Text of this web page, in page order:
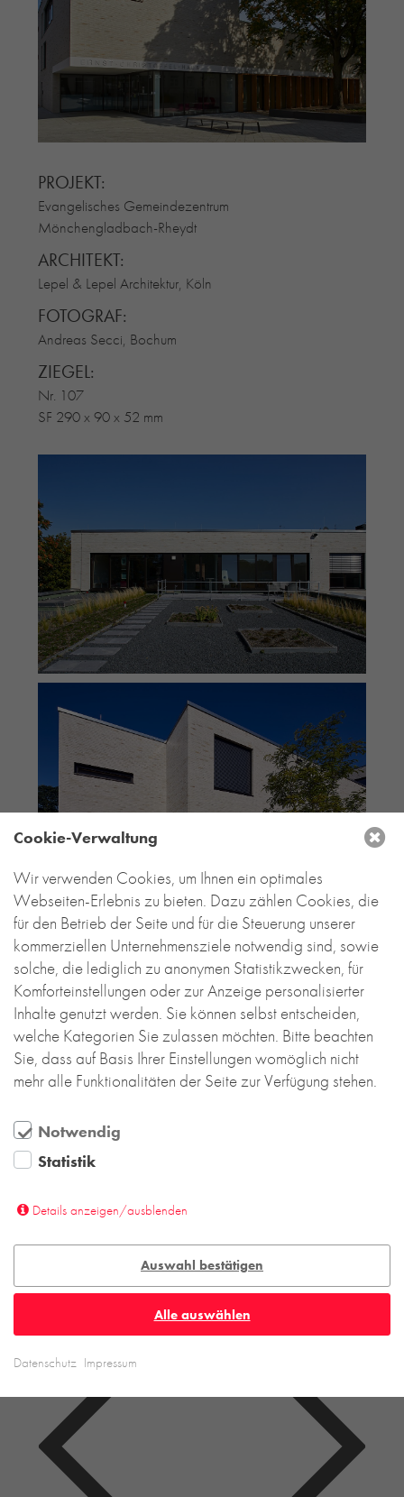
RE-USE-ZIEGEL
GLASUR-ZIEGEL
RE-USE-MÖRTEL
FASSADENPLANUNG (SCHWEIZ)
PRIVATKUNDEN
ÜBER UNS
BLOG
PROJEKT:
Evangelisches Gemeindezentrum
Mönchengladbach-Rheydt
ARCHITEKT:
Lepel & Lepel Architektur, Köln
FOTOGRAF:
Andreas Secci, Bochum
ZIEGEL:
Nr. 107
SF 290 x 90 x 52 mm
Cookie-Verwaltung
Wir verwenden Cookies, um Ihnen ein optimales
Webseiten-Erlebnis zu bieten. Dazu zählen Cookies, die
für den Betrieb der Seite und für die Steuerung unserer
kommerziellen Unternehmensziele notwendig sind, sowie
solche, die lediglich zu anonymen Statistikzwecken, für
Komforteinstellungen oder zur Anzeige personalisierter
Inhalte genutzt werden. Sie können selbst entscheiden,
welche Kategorien Sie zulassen möchten. Bitte beachten
Sie, dass auf Basis Ihrer Einstellungen womöglich nicht
mehr alle Funktionalitäten der Seite zur Verfügung stehen.
Notwendig
Statistik
Details anzeigen/ausblenden
Auswahl bestätigen
Alle auswählen
Datenschutz Impressum